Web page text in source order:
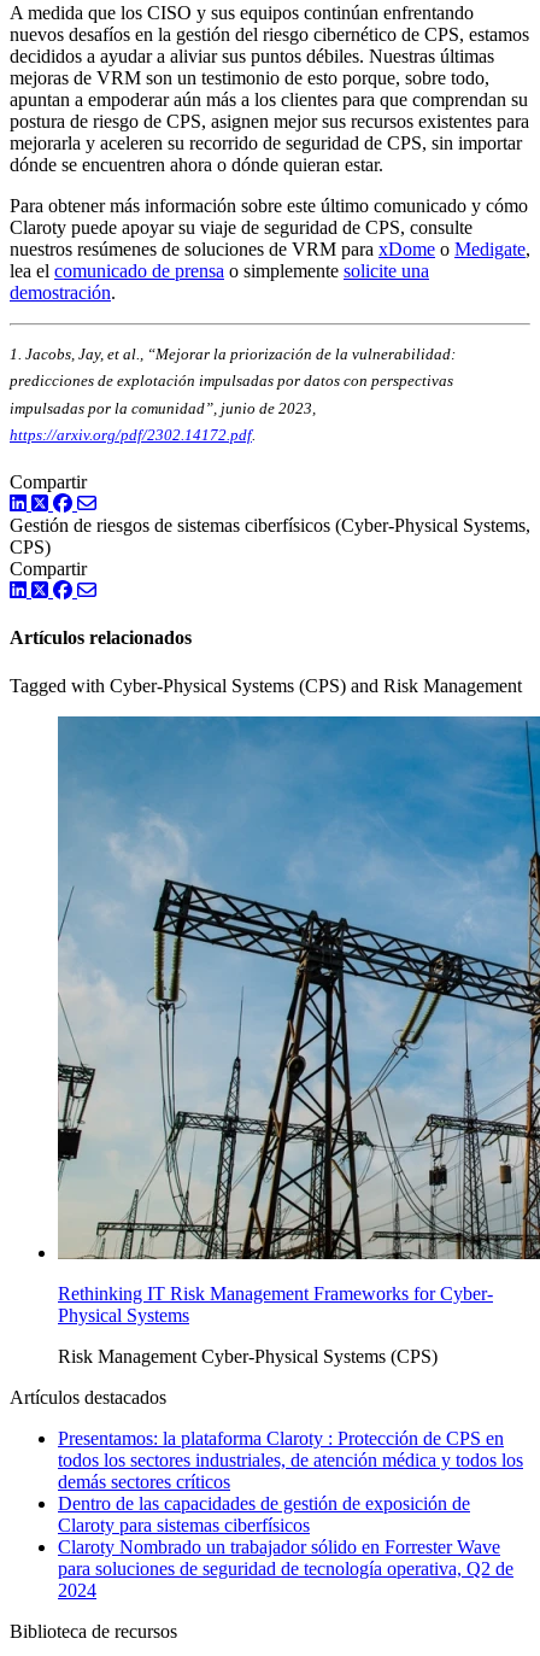
A medida que los CISO y sus equipos continúan enfrentando
nuevos desafíos en la gestión del riesgo cibernético de CPS, estamos
decididos a ayudar a aliviar sus puntos débiles. Nuestras últimas
mejoras de VRM son un testimonio de esto porque, sobre todo,
apuntan a empoderar aún más a los clientes para que comprendan su
postura de riesgo de CPS, asignen mejor sus recursos existentes para
mejorarla y aceleren su recorrido de seguridad de CPS, sin importar
dónde se encuentren ahora o dónde quieran estar.
Para obtener más información sobre este último comunicado y cómo
Claroty puede apoyar su viaje de seguridad de CPS, consulte
nuestros resúmenes de soluciones de VRM para xDome o Medigate,
lea el comunicado de prensa o simplemente solicite una
demostración.
1. Jacobs, Jay, et al., “Mejorar la priorización de la vulnerabilidad:
predicciones de explotación impulsadas por datos con perspectivas
impulsadas por la comunidad”, junio de 2023,
https://arxiv.org/pdf/2302.14172.pdf.
Compartir
LinkedIn
TwitterFacebook
Gestión de riesgos de sistemas ciberfísicos (Cyber-Physical Systems,
CPS)
Compartir
LinkedIn
TwitterFacebook
Artículos relacionados
Tagged with Cyber-Physical Systems (CPS) and Risk Management
Rethinking IT Risk Management Frameworks for Cyber-
Physical Systems
Risk Management Cyber-Physical Systems (CPS)
Artículos destacados
Presentamos: la plataforma Claroty : Protección de CPS en
todos los sectores industriales, de atención médica y todos los
demás sectores críticos
Dentro de las capacidades de gestión de exposición de
Claroty para sistemas ciberfísicos
Claroty Nombrado un trabajador sólido en Forrester Wave
para soluciones de seguridad de tecnología operativa, Q2 de
2024
Biblioteca de recursos